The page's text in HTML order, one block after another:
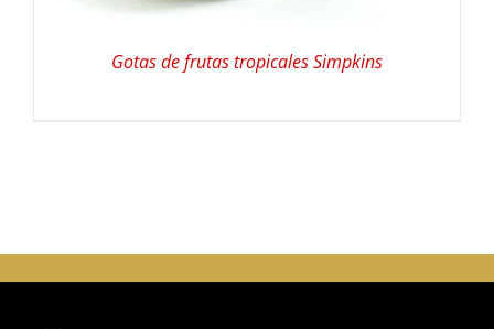
Gotas de frutas tropicales Simpkins